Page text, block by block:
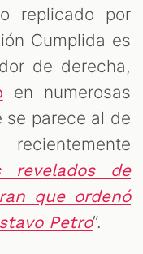
replicado por
Cumplida es
de derecha,
en numerosas
se parece al de
revelados de
que ordenó
Petro”.